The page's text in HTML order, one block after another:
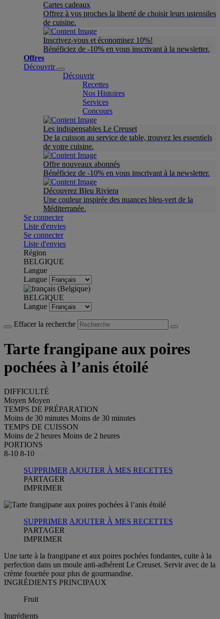
Cartes cadeaux
Offrez à vos proches la liberté de choisir leurs ustensiles
de cuisine.
Inscrivez-vous et économisez 10%!
Bénéficiez de -10% en vous inscrivant à la newsletter.
Offres
Découvrir
Découvrir
Recettes
Nos Histoires
Services
Concours
Les indispensables Le Creuset
De la cuisson au service de table, trouvez les essentiels
de votre cuisine.
Offre nouveaux abonnés
Bénéficiez de -10% en vous inscrivant à la newsletter.
Découvrez Bleu Riviera
Une couleur inspirée des nuances bleu-vert de la
Méditerranée.
Se connecter
Liste d'envies
Se connecter
Liste d'envies
Région
BELGIQUE
Langue
Langue
BELGIQUE
Langue
Effacer la recherche
Tarte frangipane aux poires
pochées à l’anis étoilé
DIFFICULTÉ
Moyen Moyen
TEMPS DE PRÉPARATION
Moins de 30 minutes Moins de 30 minutes
TEMPS DE CUISSON
Moins de 2 heures Moins de 2 heures
PORTIONS
8-10 8-10
SUPPRIMER AJOUTER À MES RECETTES
PARTAGER
IMPRIMER
SUPPRIMER AJOUTER À MES RECETTES
PARTAGER
IMPRIMER
Une tarte à la frangipane et aux poires pochées fondantes, cuite à la
perfection dans un moule anti-adhérent Le Creuset. Servir avec de la
crème fouettée pour plus de gourmandise.
INGRÉDIENTS PRINCIPAUX
Fruit
Ingrédients